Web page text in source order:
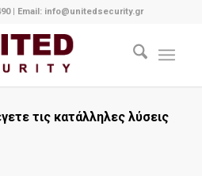
| Email: info@unitedsecurity.gr
τις κατάλληλες λύσεις